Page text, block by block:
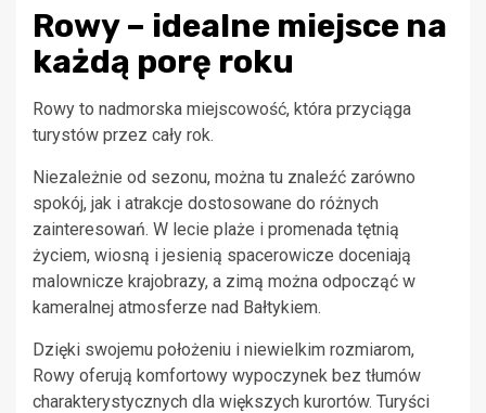
Rowy – idealne miejsce na
każdą porę roku
Rowy to nadmorska miejscowość, która przyciąga
turystów przez cały rok.
Niezależnie od sezonu, można tu znaleźć zarówno
spokój, jak i atrakcje dostosowane do różnych
zainteresowań. W lecie plaże i promenada tętnią
życiem, wiosną i jesienią spacerowicze doceniają
malownicze krajobrazy, a zimą można odpocząć w
kameralnej atmosferze nad Bałtykiem.
Dzięki swojemu położeniu i niewielkim rozmiarom,
Rowy oferują komfortowy wypoczynek bez tłumów
charakterystycznych dla większych kurortów. Turyści